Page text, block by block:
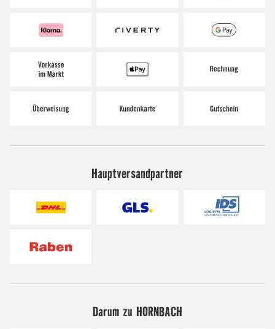
Hauptversandpartner
Darum zu HORNBACH